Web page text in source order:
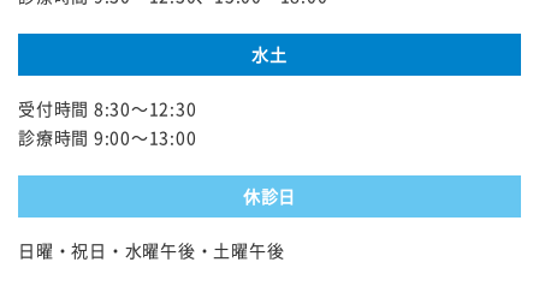
水土
受付時間 8:30～12:30
診療時間 9:00～13:00
休診日
日曜・祝日・水曜午後・土曜午後